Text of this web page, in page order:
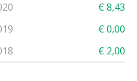
€ 8,43
€ 0,00
€ 2,00